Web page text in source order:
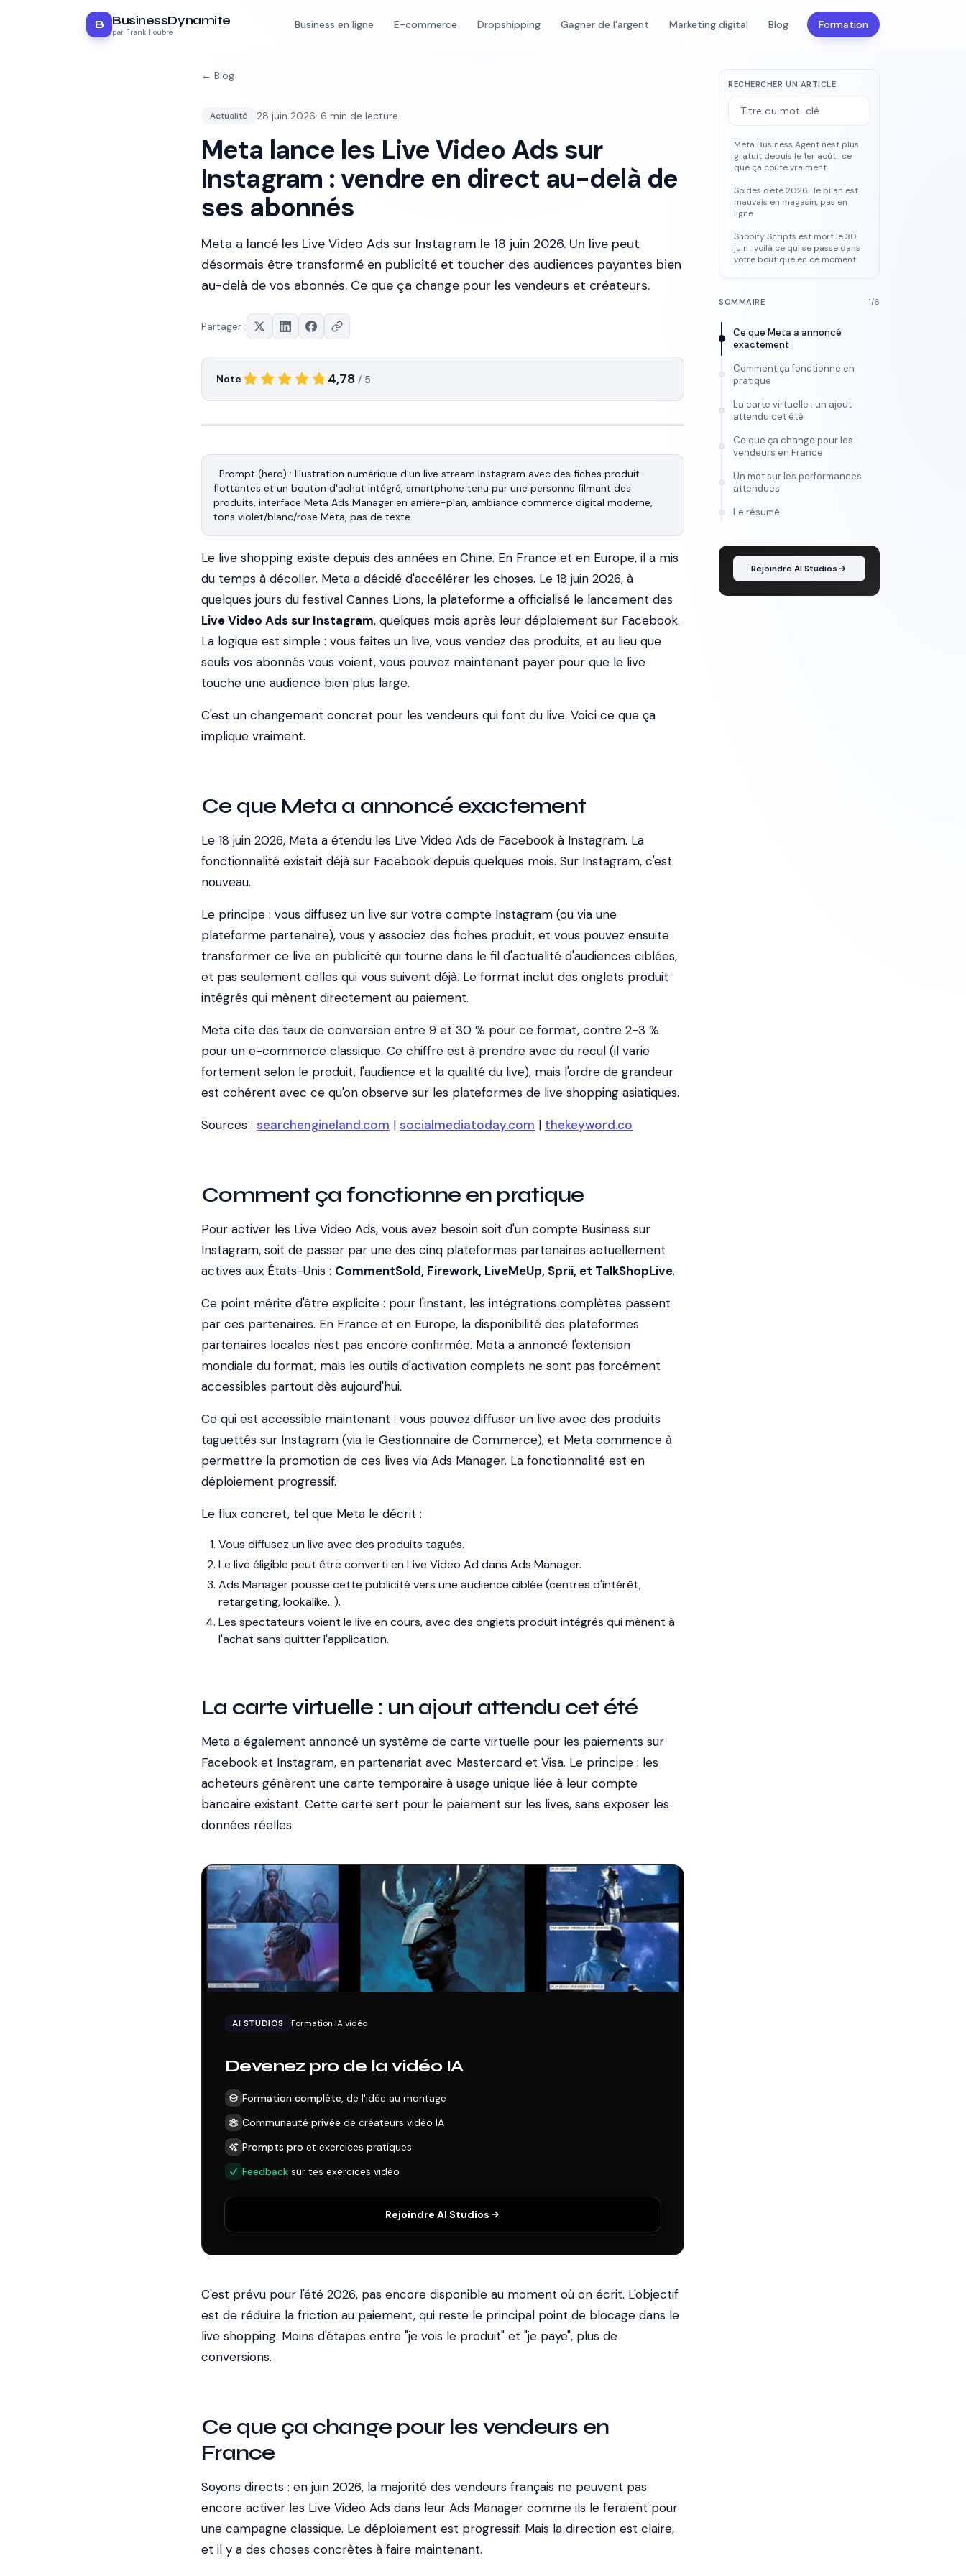
B BusinessDynamite
par Frank Houbre
Business en ligne E-commerce Dropshipping Gagner de l'argent Marketing digital Blog Formation
← Blog
Actualité 28 juin 2026· 6 min de lecture
Meta lance les Live Video Ads sur
Instagram : vendre en direct au-delà de
ses abonnés
Meta a lancé les Live Video Ads sur Instagram le 18 juin 2026. Un live peut
désormais être transformé en publicité et toucher des audiences payantes bien
au-delà de vos abonnés. Ce que ça change pour les vendeurs et créateurs.
Partager :
Note 4,78 / 5
Prompt (hero) : Illustration numérique d'un live stream Instagram avec des fiches produit
flottantes et un bouton d'achat intégré, smartphone tenu par une personne filmant des
produits, interface Meta Ads Manager en arrière-plan, ambiance commerce digital moderne,
Le live shopping existe depuis des années en Chine. En France et en Europe, il a mis
du temps à décoller. Meta a décidé d'accélérer les choses. Le 18 juin 2026, à
quelques jours du festival Cannes Lions, la plateforme a officialisé le lancement des
Live Video Ads sur Instagram, quelques mois après leur déploiement sur Facebook.
La logique est simple : vous faites un live, vous vendez des produits, et au lieu que
seuls vos abonnés vous voient, vous pouvez maintenant payer pour que le live
touche une audience bien plus large.
C'est un changement concret pour les vendeurs qui font du live. Voici ce que ça
implique vraiment.
Ce que Meta a annoncé exactement
Le 18 juin 2026, Meta a étendu les Live Video Ads de Facebook à Instagram. La
fonctionnalité existait déjà sur Facebook depuis quelques mois. Sur Instagram, c'est
nouveau.
Le principe : vous diffusez un live sur votre compte Instagram (ou via une
plateforme partenaire), vous y associez des fiches produit, et vous pouvez ensuite
transformer ce live en publicité qui tourne dans le fil d'actualité d'audiences ciblées,
et pas seulement celles qui vous suivent déjà. Le format inclut des onglets produit
intégrés qui mènent directement au paiement.
Meta cite des taux de conversion entre 9 et 30 % pour ce format, contre 2-3 %
pour un e-commerce classique. Ce chiffre est à prendre avec du recul (il varie
fortement selon le produit, l'audience et la qualité du live), mais l'ordre de grandeur
est cohérent avec ce qu'on observe sur les plateformes de live shopping asiatiques.
Sources : searchengineland.com | socialmediatoday.com | thekeyword.co
Comment ça fonctionne en pratique
Pour activer les Live Video Ads, vous avez besoin soit d'un compte Business sur
Instagram, soit de passer par une des cinq plateformes partenaires actuellement
actives aux États-Unis : CommentSold, Firework, LiveMeUp, Sprii, et TalkShopLive.
Ce point mérite d'être explicite : pour l'instant, les intégrations complètes passent
par ces partenaires. En France et en Europe, la disponibilité des plateformes
partenaires locales n'est pas encore confirmée. Meta a annoncé l'extension
mondiale du format, mais les outils d'activation complets ne sont pas forcément
accessibles partout dès aujourd'hui.
Ce qui est accessible maintenant : vous pouvez diffuser un live avec des produits
taguettés sur Instagram (via le Gestionnaire de Commerce), et Meta commence à
permettre la promotion de ces lives via Ads Manager. La fonctionnalité est en
déploiement progressif.
Le flux concret, tel que Meta le décrit :
Vous diffusez un live avec des produits tagués.
Le live éligible peut être converti en Live Video Ad dans Ads Manager.
Ads Manager pousse cette publicité vers une audience ciblée (centres d'intérêt,
retargeting, lookalike...).
Les spectateurs voient le live en cours, avec des onglets produit intégrés qui mènent à
l'achat sans quitter l'application.
La carte virtuelle : un ajout attendu cet été
Meta a également annoncé un système de carte virtuelle pour les paiements sur
Facebook et Instagram, en partenariat avec Mastercard et Visa. Le principe : les
acheteurs génèrent une carte temporaire à usage unique liée à leur compte
bancaire existant. Cette carte sert pour le paiement sur les lives, sans exposer les
données réelles.
AI STUDIOS Formation IA vidéo
Devenez pro de la vidéo IA
Formation complète, de l'idée au montage
Communauté privée de créateurs vidéo IA
Prompts pro et exercices pratiques
Feedback sur tes exercices vidéo
Rejoindre AI Studios
C'est prévu pour l'été 2026, pas encore disponible au moment où on écrit. L'objectif
est de réduire la friction au paiement, qui reste le principal point de blocage dans le
live shopping. Moins d'étapes entre "je vois le produit" et "je paye", plus de
conversions.
Ce que ça change pour les vendeurs en
France
Soyons directs : en juin 2026, la majorité des vendeurs français ne peuvent pas
encore activer les Live Video Ads dans leur Ads Manager comme ils le feraient pour
une campagne classique. Le déploiement est progressif. Mais la direction est claire,
et il y a des choses concrètes à faire maintenant.
RECHERCHER UN ARTICLE
Meta Business Agent n'est plus
gratuit depuis le 1er août : ce
que ça coûte vraiment
Soldes d'été 2026 : le bilan est
mauvais en magasin, pas en
ligne
Shopify Scripts est mort le 30
juin : voilà ce qui se passe dans
votre boutique en ce moment
SOMMAIRE 1/6
Ce que Meta a annoncé
exactement
Comment ça fonctionne en
pratique
La carte virtuelle : un ajout
attendu cet été
Ce que ça change pour les
vendeurs en France
Un mot sur les performances
attendues
Le résumé
Rejoindre AI Studios